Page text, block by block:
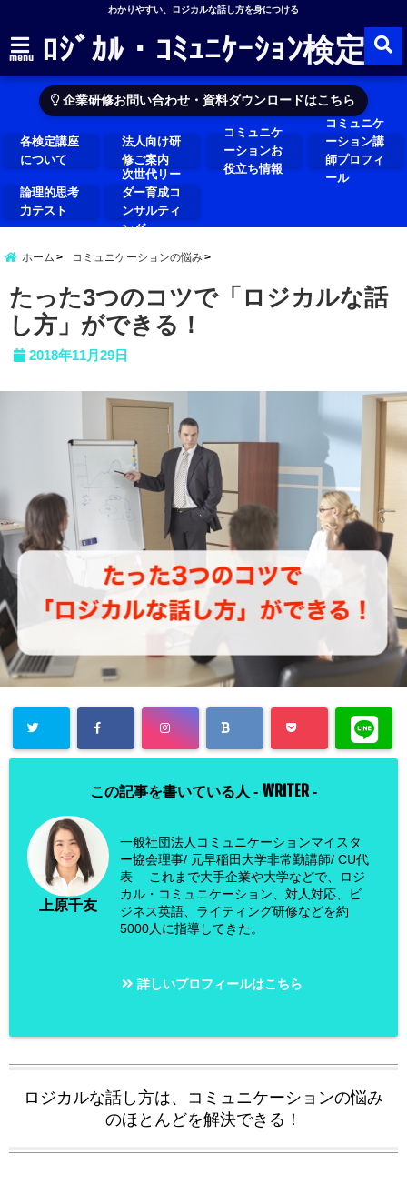
わかりやすい、ロジカルな話し方を身につける
menu ﾛｼﾞｶﾙ・ｺﾐｭﾆｹｰｼｮﾝ検定
企業研修お問い合わせ・資料ダウンロードはこちら
各検定講座
について
法人向け研
修ご案内
コミュニケ
ーションお
役立ち情報
コミュニケ
ーション講
師プロフィ
ール
論理的思考
力テスト
次世代リー
ダー育成コ
ンサルティ
ング
ホーム コミュニケーションの悩み
たった3つのコツで「ロジカルな話
し方」ができる！
2018年11月29日
この記事を書いている人 - WRITER -
上原千友
一般社団法人コミュニケーションマイスタ
ー協会理事/ 元早稲田大学非常勤講師/ CU代
表 これまで大手企業や大学などで、ロジ
カル・コミュニケーション、対人対応、ビ
ジネス英語、ライティング研修などを約
5000人に指導してきた。
詳しいプロフィールはこちら
ロジカルな話し方は、コミュニケーションの悩み
のほとんどを解決できる！